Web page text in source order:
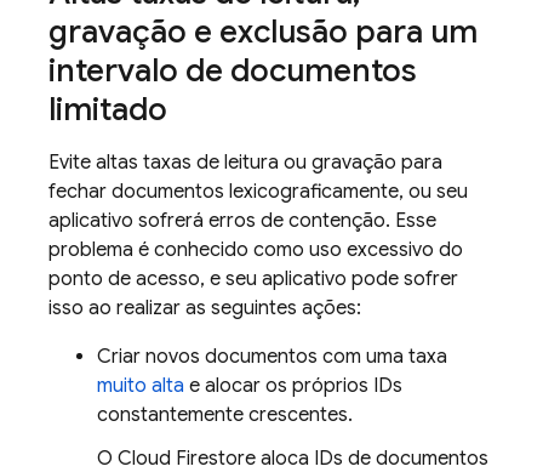
gravação e exclusão para um
intervalo de documentos
limitado
Evite altas taxas de leitura ou gravação para
fechar documentos lexicograficamente, ou seu
aplicativo sofrerá erros de contenção. Esse
problema é conhecido como uso excessivo do
ponto de acesso, e seu aplicativo pode sofrer
isso ao realizar as seguintes ações:
Criar novos documentos com uma taxa
muito alta e alocar os próprios IDs
constantemente crescentes.
O Cloud Firestore aloca IDs de documentos